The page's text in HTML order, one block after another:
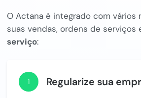
O Actana é integrado com
suas vendas, ordens de serviços
serviço:
1 Regularize sua